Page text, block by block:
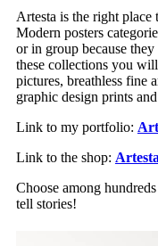
Artesta is the right place
Modern posters
or in group because
these collections you
pictures, breathless fine
graphic design prints
Link to my portfolio:
Link to the shop: Artesta
Choose among
tell stories!